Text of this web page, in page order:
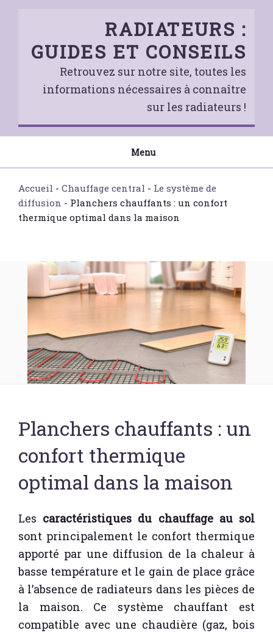
RADIATEURS :
GUIDES ET CONSEILS
Retrouvez sur notre site, toutes les
informations nécessaires à connaître
sur les radiateurs !
Menu
Accueil - Chauffage central - Le système de
diffusion - Planchers chauffants : un confort
thermique optimal dans la maison
Planchers chauffants : un
confort thermique
optimal dans la maison
Les caractéristiques du chauffage au sol
sont principalement le confort thermique
apporté par une diffusion de la chaleur à
basse température et le gain de place grâce
à l’absence de radiateurs dans les pièces de
la maison. Ce système chauffant est
compatible avec une chaudière (gaz, bois